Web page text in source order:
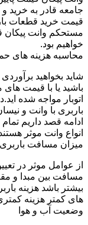
جامعه قادر به خرید
قیمت خرید قطعات
مستحکم وانت پیکان
خواهیم بود.
محاسبه هزینه های
شاید بخواهید
باشید یا با قیمت
اتوبار مواجه شده
باربری با وانت و
ادامه قصد داریم
انواع وانت موثر
میزان مسافت باربری
از عوامل موثر در
مسافت بین مبدا و
بیشتر باشد هزینه
های کمتر هزینه
وضعیت آب و هوا